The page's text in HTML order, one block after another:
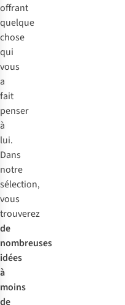
offrant
quelque
chose
qui
vous
a
fait
penser
à
lui.
Dans
notre
sélection,
vous
trouverez
de
nombreuses
idées
à
moins
de